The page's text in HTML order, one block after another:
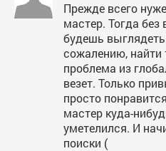
Прежде всего
мастер. Тогда без
будешь
сожалению, найти
проблема из
везет. Только
просто
мастер куда-
уметелился. И
поиски (